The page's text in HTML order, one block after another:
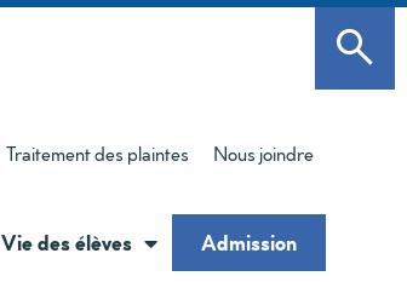
Traitement des plaintes Nous joindre
Vie des élèves Admission